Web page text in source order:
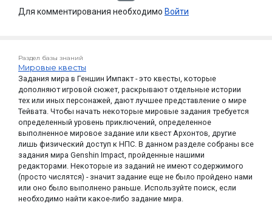
Для комментирования необходимо Войти
Раздел базы знаний
Мировые квесты
Задания мира в Геншин Импакт - это квесты, которые
дополняют игровой сюжет, раскрывают отдельные истории
тех или иных персонажей, дают лучшее представление о мире
Тейвата. Чтобы начать некоторые мировые задания требуется
определенный уровень приключений, определенное
выполненное мировое задание или квест Архонтов, другие
лишь физический доступ к НПС. В данном разделе собраны все
задания мира Genshin Impact, пройденные нашими
редакторами. Некоторые из заданий не имеют содержимого
(просто числятся) - значит задание еще не было пройдено нами
или оно было выполнено раньше. Используйте поиск, если
необходимо найти какое-либо задание мира.